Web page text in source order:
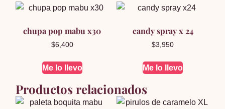
chupa pop mabu x30
$6,400
Me lo llevo
candy spray x 24
$3,950
Me lo llevo
Productos relacionados